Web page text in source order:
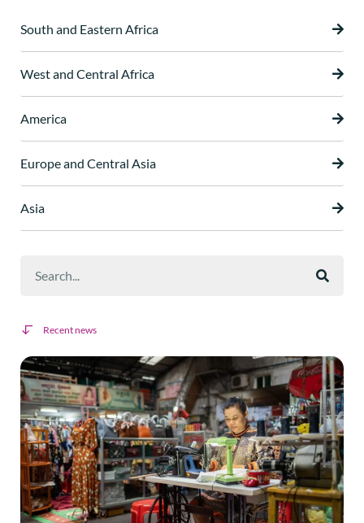
South and Eastern Africa
West and Central Africa
America
Europe and Central Asia
Asia
Recent news